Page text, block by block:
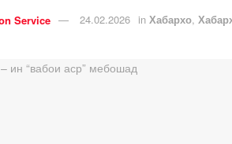
Service 24.02.2026 in Хабархо,